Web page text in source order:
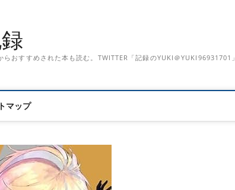
おすすめされた本も読む。TWITTER「記録のYUKI＠YUKI96931701」
マップ